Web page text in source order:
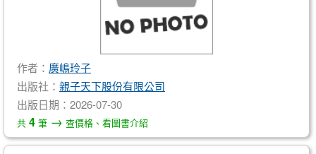
作者： 廣嶋玲子
出版社： 親子天下股份有限公司
出版日期：2026-07-30
共 4 筆 → 查價格、看圖書介紹